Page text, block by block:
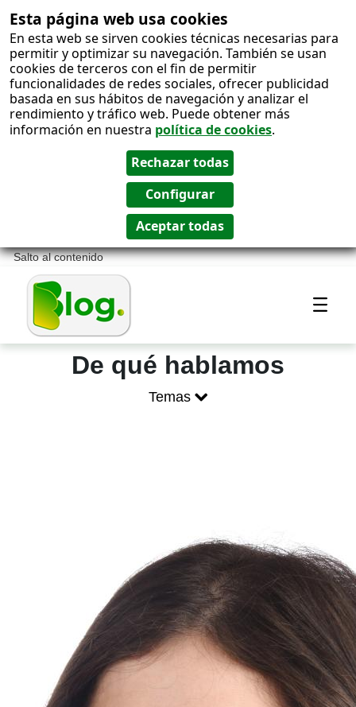
Esta página web usa cookies
En esta web se sirven cookies técnicas necesarias para
permitir y optimizar su navegación. También se usan
cookies de terceros con el fin de permitir
funcionalidades de redes sociales, ofrecer publicidad
basada en sus hábitos de navegación y analizar el
rendimiento y tráfico web. Puede obtener más
información en nuestra política de cookies.
Salto al contenido
Blog ONCE -
De qué hablamos
Temas